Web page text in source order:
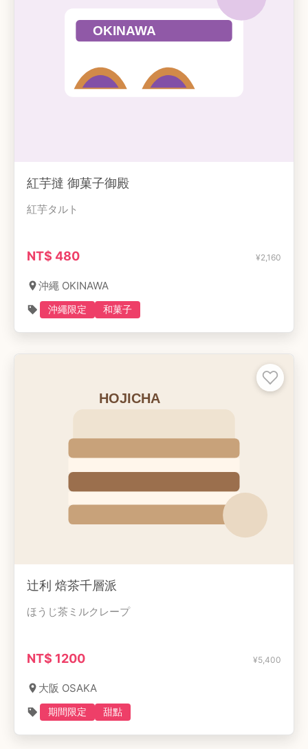
紅芋撻 御菓子御殿
紅芋タルト
NT$ 480 ¥2,160
沖繩 OKINAWA
沖繩限定 和菓子
辻利 焙茶千層派
ほうじ茶ミルクレープ
NT$ 1200 ¥5,400
大阪 OSAKA
期間限定 甜點